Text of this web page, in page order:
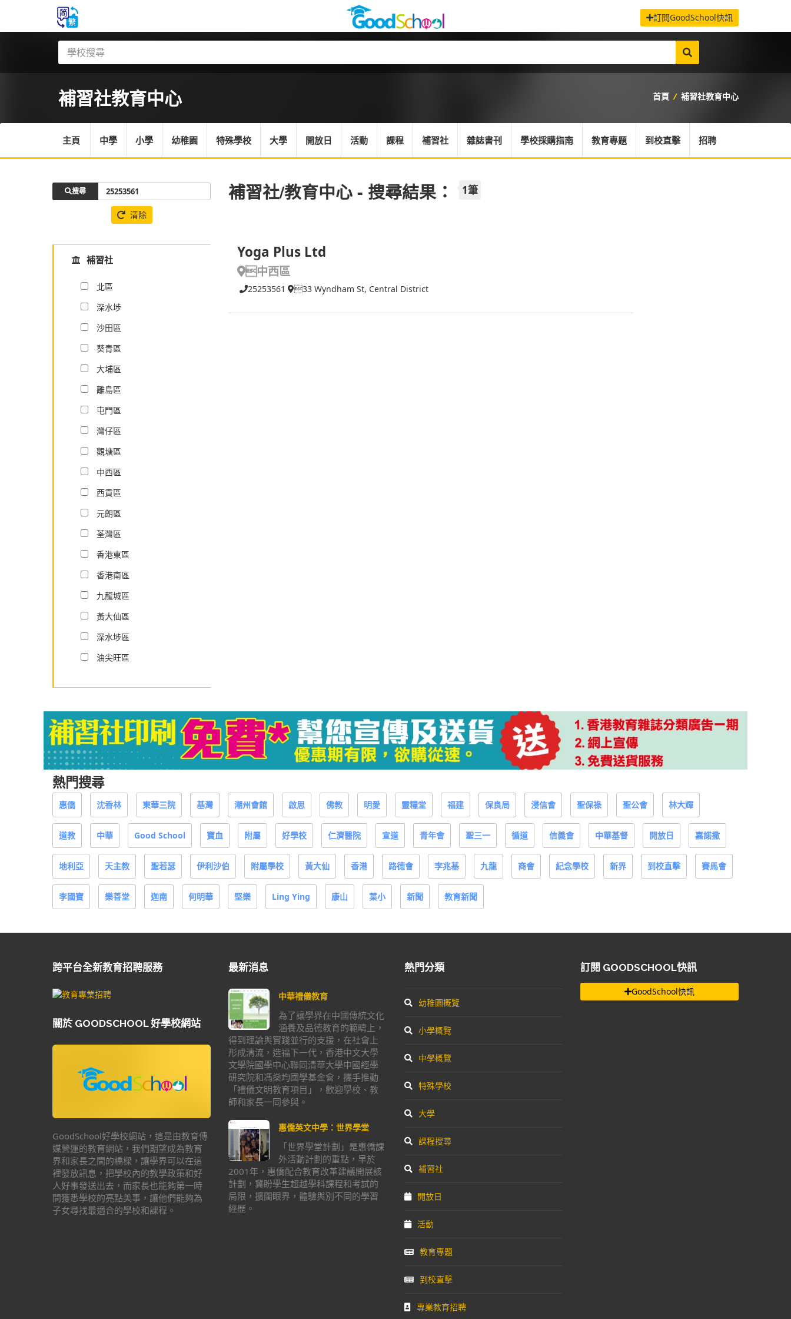
訂閱GoodSchool快訊
補習社教育中心 首頁 / 補習社教育中心
主頁 中學 小學 幼稚園 特殊學校 大學 開放日 活動 課程 補習社 雜誌書刊 學校採購指南 教育專題 到校直擊 招聘
補習社/教育中心 - 搜尋結果： 1筆
Yoga Plus Ltd
中西區
25253561 33 Wyndham St, Central District
搜尋
清除
補習社
北區
深水埗
沙田區
葵青區
大埔區
離島區
屯門區
灣仔區
觀塘區
中西區
西貢區
元朗區
荃灣區
香港東區
香港南區
九龍城區
黃大仙區
深水埗區
油尖旺區
熱門搜尋
惠僑 沈香林 東華三院 基灣 潮州會館 啟思 佛教 明愛 靈糧堂 福建 保良局 浸信會 聖保祿 聖公會 林大輝
道教 中華 Good School 寶血 附屬 好學校 仁濟醫院 宣道 青年會 聖三一 循道 信義會 中華基督 開放日 嘉諾撒
地利亞 天主教 聖若瑟 伊利沙伯 附屬學校 黃大仙 香港 路德會 李兆基 九龍 商會 紀念學校 新界 到校直擊 賽馬會
李國寶 樂善堂 迦南 何明華 堅樂 Ling Ying 康山 葉小 新聞 教育新聞
跨平台全新教育招聘服務
關於 GOODSCHOOL 好學校網站
GoodSchool好學校網站，這是由教育傳
媒營運的教育網站，我們期望成為教育
界和家長之間的橋樑，讓學界可以在這
裡發放訊息，把學校內的教學政策和好
人好事發送出去，而家長也能夠第一時
間獲悉學校的亮點美事，讓他們能夠為
子女尋找最適合的學校和課程。
最新消息
中華禮儀教育
為了讓學界在中國傳統文化
涵養及品德教育的範疇上，
得到理論與實踐並行的支援，在社會上
形成清流，造福下一代，香港中文大學
文學院國學中心聯同清華大學中國經學
研究院和馮燊均國學基金會，攜手推動
「禮儀文明教育項目」，歡迎學校、教
師和家長一同參與。
惠僑英文中學：世界學堂
「世界學堂計劃」是惠僑課
外活動計劃的重點，早於
2001年，惠僑配合教育改革建議開展該
計劃，冀盼學生超越學科課程和考試的
局限，擴闊眼界，體驗與別不同的學習
經歷。
熱門分類
幼稚園概覽
小學概覽
中學概覽
特殊學校
大學
課程搜尋
補習社
開放日
活動
教育專題
到校直擊
專業教育招聘
訂閱 GOODSCHOOL快訊
GoodSchool快訊